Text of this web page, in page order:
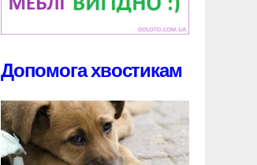
Допомога хвостикам